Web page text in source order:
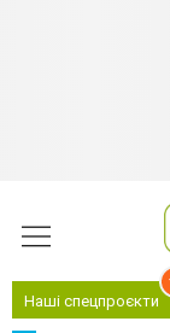
Наші спецпроєкти